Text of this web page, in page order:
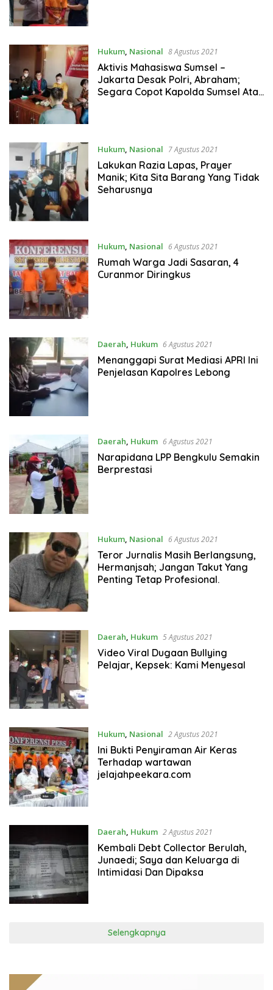
Hukum, Nasional 8 Agustus 2021
Aktivis Mahasiswa Sumsel –
Jakarta Desak Polri, Abraham;
Segara Copot Kapolda Sumsel Atau
Hukum, Nasional 7 Agustus 2021
Lakukan Razia Lapas, Prayer
Manik; Kita Sita Barang Yang Tidak
Seharusnya
Hukum, Nasional 6 Agustus 2021
Rumah Warga Jadi Sasaran, 4
Curanmor Diringkus
Daerah, Hukum 6 Agustus 2021
Menanggapi Surat Mediasi APRI Ini
Penjelasan Kapolres Lebong
Daerah, Hukum 6 Agustus 2021
Narapidana LPP Bengkulu Semakin
Berprestasi
Hukum, Nasional 6 Agustus 2021
Teror Jurnalis Masih Berlangsung,
Hermanjsah; Jangan Takut Yang
Penting Tetap Profesional.
Daerah Hukum 5 Agustus 2021
Video Viral Dugaan Bullying
Pelajar, Kepsek: Kami Menyesal
Hukum, Nasional 2 Agustus 2021
Ini Bukti Penyiraman Air Keras
Terhadap wartawan
jelajahpeekara.com
Daerah, Hukum 2 Agustus 2021
Kembali Debt Collector Berulah,
Junaedi; Saya dan Keluarga di
Intimidasi Dan Dipaksa
Selengkapnya